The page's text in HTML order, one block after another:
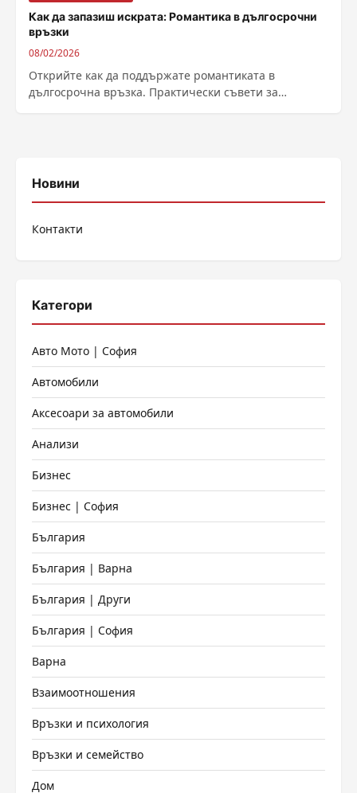
Как да запазиш искрата: Романтика в дългосрочни
връзки
08/02/2026
Открийте как да поддържате романтиката в
дългосрочна връзка. Практически съвети за
Новини
Контакти
Категори
Авто Мото | София
Автомобили
Аксесоари за автомобили
Анализи
Бизнес
Бизнес | София
България
България | Варна
България | Други
България | София
Варна
Взаимоотношения
Връзки и психология
Връзки и семейство
Дом